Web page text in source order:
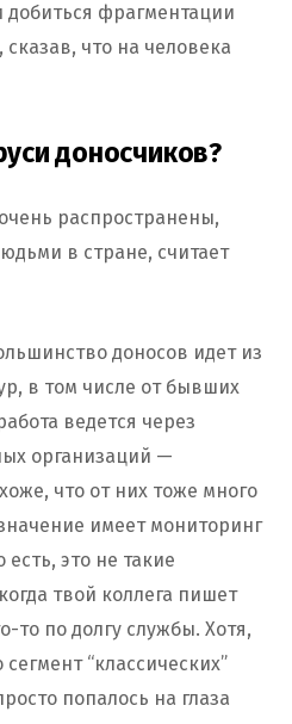
добиться фрагментации
что на человека
доносчиков?
распространены,
в стране, считает
доносов идет из
в том числе от бывших
ведется через
организаций —
что от них тоже много
имеет мониторинг
есть, это не такие
твой коллега пишет
то по долгу службы. Хотя,
“классических”
попалось на глаза